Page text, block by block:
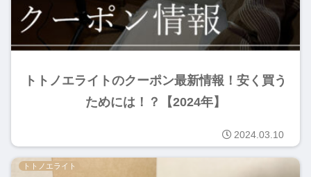
トトノエライトのクーポン最新情報！安く買う
ためには！？【2024年】
2024.03.10
トトノエライト